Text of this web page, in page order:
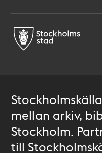
mellan arkiv,
Stockholm.
till